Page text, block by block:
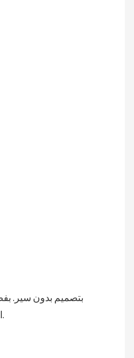
المحرك ويُتيح التحكم الدقيق في طول لفة الفيلم. ويُساهم مستشعر درجة الحرارة المزدوج المُدمج في تقليل مشاكل ما بعد البيع وخفض تكلفة شراء بعض المواد الاستهلاكية.